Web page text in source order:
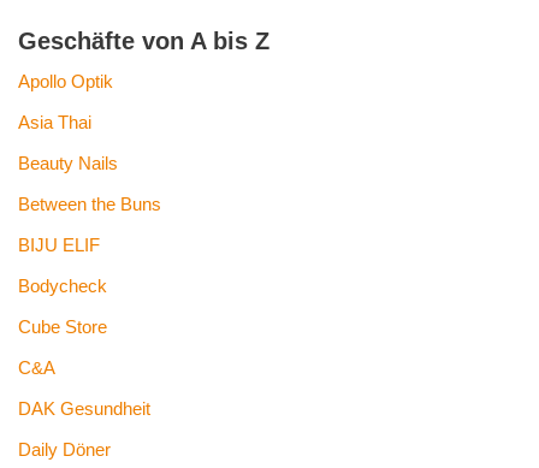
Geschäfte von A bis Z
Apollo Optik
Asia Thai
Beauty Nails
Between the Buns
BIJU ELIF
Bodycheck
Cube Store
C&A
DAK Gesundheit
Daily Döner